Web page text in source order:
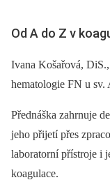
Od A do Z v
Ivana Košařová,
hematologie FN u
Přednáška zahrnuje
jeho přijetí přes
laboratorní přístroje i
koagulace.